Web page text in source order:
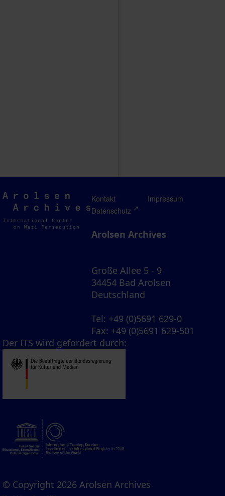
Arolsen
Archives
Kontakt
Impressum
Datenschutz
Arolsen Archives
Große Allee 5 - 9
34454 Bad Arolsen
Deutschland
Tel: +49 (0)5691 629-0
Fax: +49 (0)5691 629-501
Der ITS wird gefördert durch:
© Copyright 2026 Arolsen Archives